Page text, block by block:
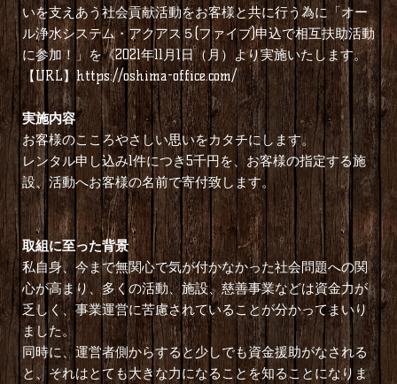
いを支えあう社会貢献活動をお客様と共に行う為に「オー
ル浄水システム・アクアス５(ファイブ)申込で相互扶助活動
に参加！」を《2021年11月1日（月）より実施いたします。
【URL】 https://oshima-office.com/
実施内容
お客様のこころやさしい思いをカタチにします。
レンタル申し込み1件につき5千円を、お客様の指定する施
設、活動へお客様の名前で寄付致します。
取組に至った背景
私自身、今まで無関心で気が付かなかった社会問題への関
心が高まり、多くの活動、施設、慈善事業などは資金力が
乏しく、事業運営に苦慮されていることが分かってまいり
ました。
同時に、運営者側からすると少しでも資金援助がなされる
と、それはとても大きな力になることを知ることになりま